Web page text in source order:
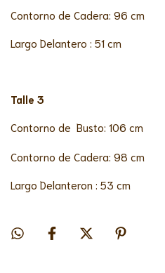
Contorno de Cadera: 96 cm
Largo Delantero : 51 cm
Talle 3
Contorno de Busto: 106 cm
Contorno de Cadera: 98 cm
Largo Delanteron : 53 cm